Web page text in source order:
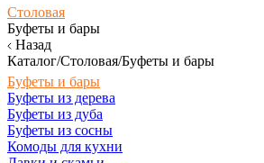
Столовая
Буфеты и бары
Назад
Каталог/Столовая/Буфеты и бары
Буфеты и бары
Буфеты из дерева
Буфеты из дуба
Буфеты из сосны
Комоды для кухни